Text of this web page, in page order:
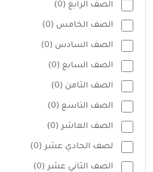
الصف الرابع (0)
الصف الخامس (0)
الصف السادس (0)
الصف السابع (0)
الصف الثامن (0)
الصف التاسع (0)
الصف العاشر (0)
لصف الحادي عشر (0)
الصف الثاني عشر (0)